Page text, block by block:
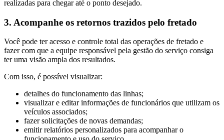
realizadas para chegar até o ponto desejado.
3. Acompanhe os retornos trazidos pelo fretado
Você pode ter acesso e controle total das operações de fretado e
fazer com que a equipe responsável pela gestão do serviço consiga
ter uma visão ampla dos resultados.
Com isso, é possível visualizar:
detalhes do funcionamento das linhas;
visualizar e editar informações de funcionários que utilizam os
veículos associados;
fazer solicitações de novas demandas;
emitir relatórios personalizados para acompanhar o